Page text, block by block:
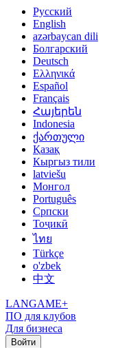
Русский
English
azərbaycan dili
Болгарский
Deutsch
Ελληνικά
Español
Français
Հայերեն
Indonesia
ქართული
Қазақ
Кыргыз тили
latviešu
Монгол
Português
Српски
Тоҷикӣ
ไทย
Türkçe
o'zbek
中文
LANGAME+
ПО для клубов
Для бизнеса
Войти